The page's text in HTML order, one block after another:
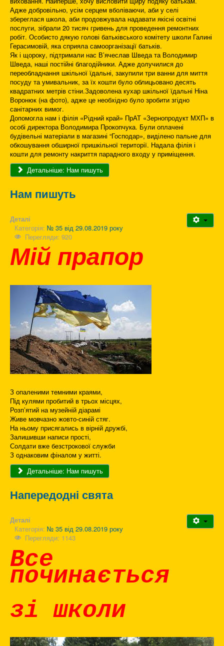
Адже добровільно, усім серцем вболіваючи, аби у селі
збереглася школа, аби продовжувала надавати якісні освітні
послуги, зібрали 20 тисяч гривень для проведення ремонтних
робіт. Особисто дякую голові батьківського комітету школи Галині
Герасимовій, яка сприяла самоорганізації батьків.
Як і щороку, підтримали нас В’ячеслав Шведа та Володимир
Шведа, наші постійні благодійники. Адже долучилися до
переобладнання шкільної їдальні, закупили три ванни для миття
посуду та умивальник, за їх кошти було облицьовано десять
квадратних метрів стіни.Задоволена кухар шкільної їдальні Ніна
Воронюк (на фото), адже це необхідно було зробити згідно
санітарних вимог.
Допомогла нам і філія «Рідний край» ПрАТ «Зернопродукт МХП» в
особі директора Володимира Прокопчука. Були оплачені
будівельні матеріали в магазині “Господар», виділено пальне для
обкошування обширної пришкільної території. Надала філія і
кошти для ремонту накриття парадного входу у приміщення.
Детальніше: Нам пишуть
Нам пишуть
Деталі
Категорія: № 35 від 29.08.2019 року
Перегляди: 920
Мій прапор
З опаленими темними краями,
Під кулями пробитий в трьох місцях,
Розп’ятий на музейній діарамі
Живе мовчазно жовто-синій стяг.
На ньому присягались в вірній дружбі,
Залишивши написи прості,
Солдати вже безстрокової служби
З однаковим фіналом у житті.
Детальніше: Нам пишуть
Напередодні свята
Деталі
Категорія: № 35 від 29.08.2019 року
Перегляди: 1143
Все
починається
зі школи